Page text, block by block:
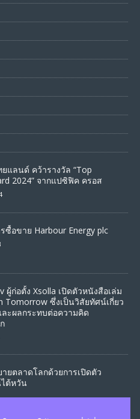
แลนด์ คว้ารางวัล “Top
2024” จากแปซิฟิค ครอส
ซื้อขาย Harbour Energy plc
ผู้ก่อตั้ง Xsolla เปิดตัวหนังสือเล่ม
Tomorrow ซึ่งเป็นวิสัยทัศน์เกี่ยว
ะผลกระทบต่อความคิด
ยตลาดโลกด้วยการเปิดตัว
ไต้หวัน